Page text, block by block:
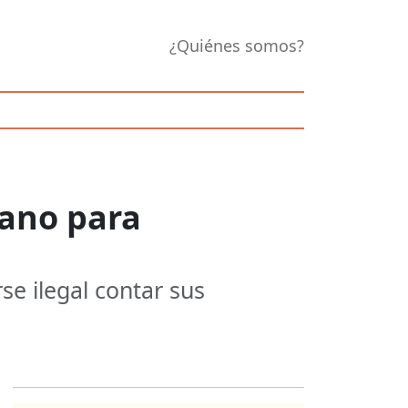
¿Quiénes somos?
para
ilegal contar sus